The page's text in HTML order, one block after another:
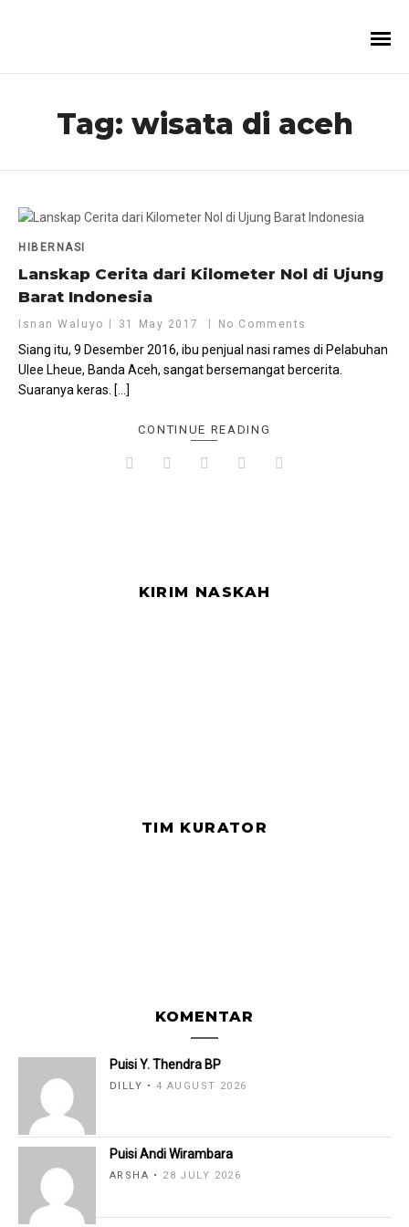
Tag: wisata di aceh
HIBERNASI
Lanskap Cerita dari Kilometer Nol di Ujung
Barat Indonesia
Isnan Waluyo 31 May 2017 No Comments
Siang itu, 9 Desember 2016, ibu penjual nasi rames di Pelabuhan
Ulee Lheue, Banda Aceh, sangat bersemangat bercerita.
Suaranya keras. […]
CONTINUE READING
KIRIM NASKAH
TIM KURATOR
KOMENTAR
Puisi Y. Thendra BP
DILLY 4 AUGUST 2026
Puisi Andi Wirambara
ARSHA 28 JULY 2026